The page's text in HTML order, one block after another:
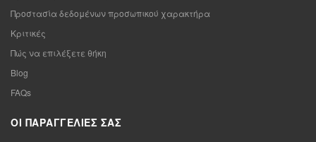
Προστασία δεδομένων προσωπικού χαρακτήρα
Κριτικές
Πώς να επιλέξετε θήκη
Blog
FAQs
ΟΙ ΠΑΡΑΓΓΕΛΊΕΣ ΣΑΣ